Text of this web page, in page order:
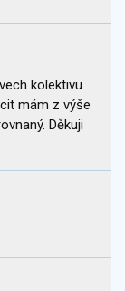
kolektivu
mám z výše
Děkuji